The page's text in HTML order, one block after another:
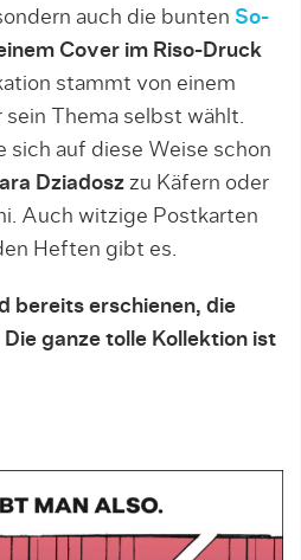
auch die bunten So-
Cover im Riso-Druck
stammt von einem
Thema selbst wählt.
sich auf diese Weise schon
Dziadosz zu Käfern oder
Auch witzige Postkarten
Heften gibt es.
bereits erschienen, die
ganze tolle Kollektion ist